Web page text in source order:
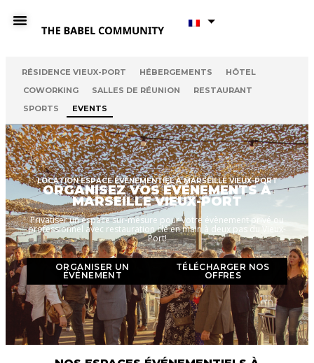
RÉSIDENCE VIEUX-PORT HÉBERGEMENTS
HÔTEL
COWORKING
SALLES DE RÉUNION
RESTAURANT
SPORTS
EVENTS
LOCATION ESPACE ÉVÉNEMENTIEL À MARSEILLE VIEUX-PORT
ORGANISEZ VOS ÉVÉNEMENTS À
MARSEILLE VIEUX-PORT
Privatiser un espace sur-mesure pour votre évènement privé ou
professionnel avec restauration clé en main à deux pas du Vieux-
Port!
ORGANISER UN
ÉVÉNEMENT
TÉLÉCHARGER NOS
OFFRES